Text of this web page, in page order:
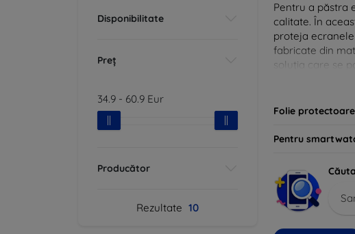
Disponibilitate
Preț
34.9 - 60.9 Eur
Producător
Rezultate 10
Pentru a păstra
calitate. În
proteja
fabricate din
soluția care se
Folie protectoare
Pentru